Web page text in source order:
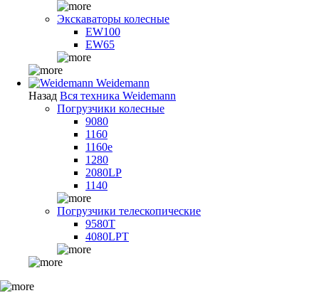
Экскаваторы колесные
EW100
EW65
Weidemann
Назад Вся техника Weidemann
Погрузчики колесные
9080
1160
1160e
1280
2080LP
1140
Погрузчики телескопические
9580T
4080LPT